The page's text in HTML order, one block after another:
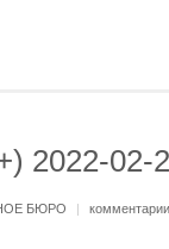
2022-02-
БЮРО | комментарии